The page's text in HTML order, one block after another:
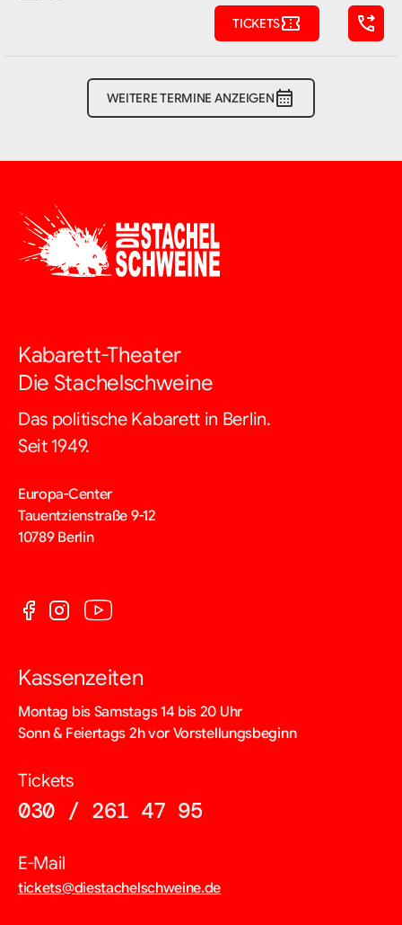
TICKETS
WEITERE TERMINE ANZEIGEN
Kabarett-Theater
Die Stachelschweine
Das politische Kabarett in Berlin.
Seit 1949.
Europa-Center
Tauentzienstraße 9-12
10789 Berlin
Kassenzeiten
Montag bis Samstags 14 bis 20 Uhr
Sonn & Feiertags 2h vor Vorstellungsbeginn
Tickets
030 / 261 47 95
E-Mail
tickets@diestachelschweine.de